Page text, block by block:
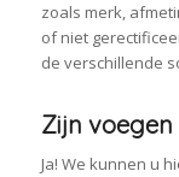
zoals merk,
of niet
de verschillende
Zijn
Ja! We kunnen u